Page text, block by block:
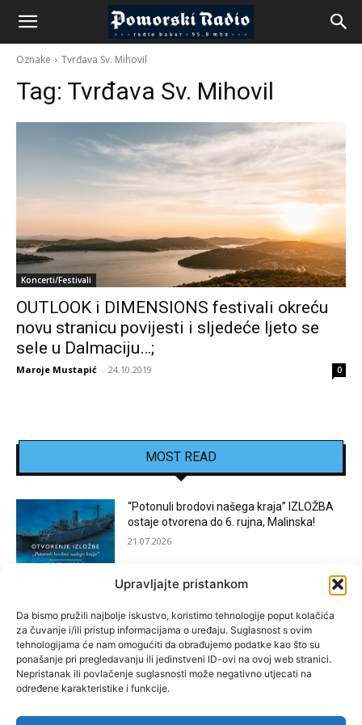
Upravljajte pristankom
Da bismo pružili najbolje iskustvo, koristimo tehnologije poput kolačića
za čuvanje i/ili pristup informacijama o uređaju. Suglasnost s ovim
tehnologijama će nam omogućiti da obrađujemo podatke kao što su
ponašanje pri pregledavanju ili jedinstveni ID-ovi na ovoj web stranici.
Nepristanak ili povlačenje suglasnosti može negativno utjecati na
određene karakteristike i funkcije.
Oznake Tvrđava Sv. Mihovil
Tag: Tvrđava Sv. Mihovil
Koncerti/Festivali
OUTLOOK i DIMENSIONS festivali okreću
novu stranicu povijesti i sljedeće ljeto se
sele u Dalmaciju…;
Maroje Mustapić - 24.10.2019 0
MOST READ
“Potonuli brodovi našega kraja” IZLOŽBA
ostaje otvorena do 6. rujna, Malinska!
21.07.2026
KOSTRENI”
15.07.2026
[BAKAR]: MARGARETINO LETO 2026!